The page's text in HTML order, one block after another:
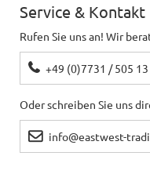
perfekt sehr gut
Gut im
Service & Kontakt
Rufen Sie uns an! Wir
+49 (0)7731 / 505
Oder schreiben Sie uns
info@eastwest-